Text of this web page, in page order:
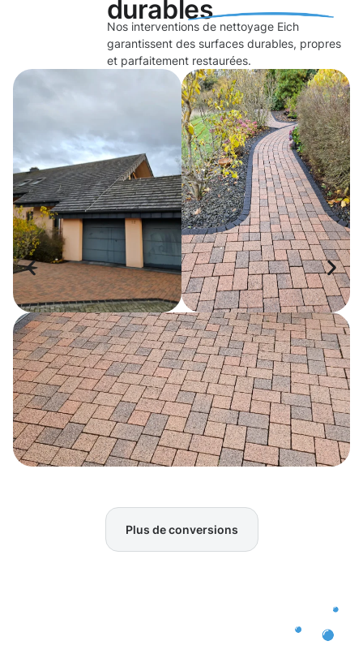
durables
Nos interventions de nettoyage Eich
garantissent des surfaces durables, propres
et parfaitement restaurées.
Plus de conversions